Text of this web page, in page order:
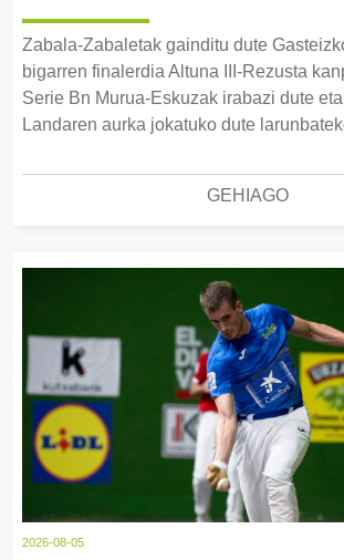
Zabala-Zabaletak gainditu dute
bigarren finalerdia Altuna III-Rezusta
Serie Bn Murua-Eskuzak irabazi dute
Landaren aurka jokatuko dute
GEHIAGO
2026-08-05